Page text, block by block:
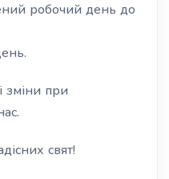
робочий день до
зміни при
свят!